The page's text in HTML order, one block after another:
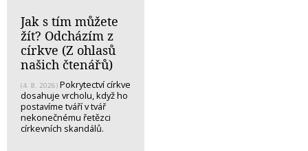
Jak s tím můžete
žít? Odcházím z
církve (Z ohlasů
našich čtenářů)
(4. 8. 2026) Pokrytectví církve
dosahuje vrcholu, když ho
postavíme tváří v tvář
nekonečnému řetězci
církevních skandálů.